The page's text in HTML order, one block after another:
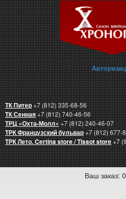
ТК Питер+7 (812) 335-68-56
ТК Сенная+7 (812) 740-46-56
ТРЦ «Охта-Молл»+7 (812) 240-46-07
ТРК Французский бульвар+7 (812) 677-
ТРК Лето. Certina store / Tissot store+7
Ваш заказ: